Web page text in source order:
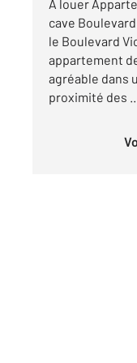
À louer
cave
le Boulevard
appartement
agréable dans
proximité des ...